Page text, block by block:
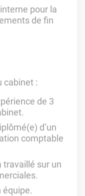
pour la
de fin
cabinet :
de 3
d’un
comptable
travaillé sur un
équipe.